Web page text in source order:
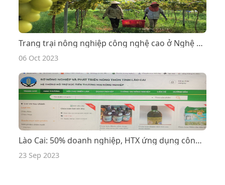
Trang trại nông nghiệp công nghệ cao ở Nghệ An trồng la liệt rau, củ, quả sạch, tha hồ chụp ảnh
06 Oct 2023
Lào Cai: 50% doanh nghiệp, HTX ứng dụng công nghệ số
23 Sep 2023